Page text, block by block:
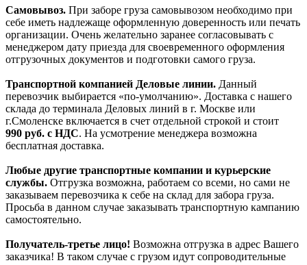
Самовывоз. При заборе груза самовывозом необходимо при
себе иметь надлежаще оформленную доверенность или печать
организации. Очень желательно заранее согласовывать с
менеджером дату приезда для своевременного оформления
отгрузочных документов и подготовки самого груза.
Транспортной компанией Деловые линии. Данный
перевозчик выбирается «по-умолчанию». Доставка с нашего
склада до терминала Деловых линий в г. Москве или
г.Смоленске включается в счет отдельной строкой и стоит
990 руб. с НДС. На усмотрение менеджера возможна
бесплатная доставка.
Любые другие транспортные компании и курьерские
службы. Отгрузка возможна, работаем со всеми, но сами не
заказываем перевозчика к себе на склад для забора груза.
Просьба в данном случае заказывать транспортную кампанию
самостоятельно.
Получатель-третье лицо! Возможна отгрузка в адрес Вашего
заказчика! В таком случае с грузом идут сопроводительные